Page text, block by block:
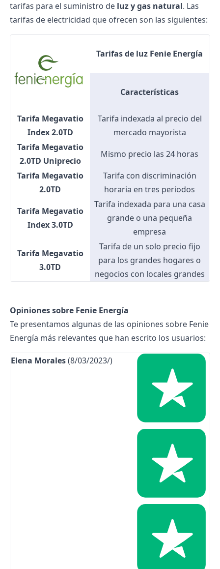
tarifas para el suministro de luz y gas natural. Las
tarifas de electricidad que ofrecen son las siguientes:
Tarifas de luz Fenie Energía
Características
Tarifa Megavatio
Index 2.0TD
Tarifa indexada al precio del
mercado mayorista
Tarifa Megavatio
2.0TD Uniprecio
Mismo precio las 24 horas
Tarifa Megavatio
2.0TD
Tarifa con discriminación
horaria en tres periodos
Tarifa Megavatio
Index 3.0TD
Tarifa indexada para una casa
grande o una pequeña
empresa
Tarifa Megavatio
3.0TD
Tarifa de un solo precio fijo
para los grandes hogares o
negocios con locales grandes
Opiniones sobre Fenie Energía
Te presentamos algunas de las opiniones sobre Fenie
Energía más relevantes que han escrito los usuarios:
Elena Morales(8/03/2023/)